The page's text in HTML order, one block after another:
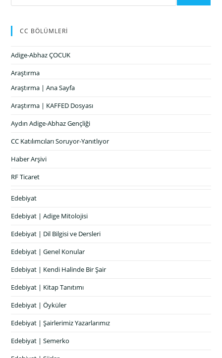
CC BÖLÜMLERİ
Adige-Abhaz ÇOCUK
Araştırma
Araştırma | Ana Sayfa
Araştırma | KAFFED Dosyası
Aydın Adige-Abhaz Gençliği
CC Katılımcıları Soruyor-Yanıtlıyor
Haber Arşivi
RF Ticaret
Edebiyat
Edebiyat | Adige Mitolojisi
Edebiyat | Dil Bilgisi ve Dersleri
Edebiyat | Genel Konular
Edebiyat | Kendi Halinde Bir Şair
Edebiyat | Kitap Tanıtımı
Edebiyat | Öyküler
Edebiyat | Şairlerimiz Yazarlarımız
Edebiyat | Semerko